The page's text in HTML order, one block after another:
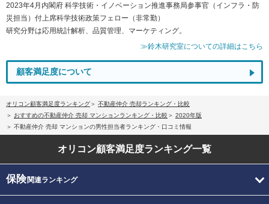
2023年4月内閣府 科学技術・イノベーション推進事務局参事官（インフラ・防
災担当）付上席科学技術政策フェロー（非常勤）
研究分野は応用統計解析、品質管理、マーケティング。
≫鈴木研究室についての詳細はこちら
顧客満足度について
オリコン顧客満足度ランキング
不動産仲介 売却ランキング・比較
おすすめの不動産仲介 売却 マンションランキング・比較
2020年版
不動産仲介 売却 マンションの男性担当者ランキング・口コミ情報
オリコン顧客満足度ランキング一覧
保険関連ランキング